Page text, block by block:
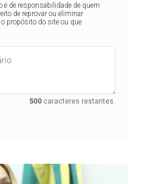
é de responsabilidade de quem
de reprovar ou eliminar
propósito do site ou que
500 caracteres restantes.